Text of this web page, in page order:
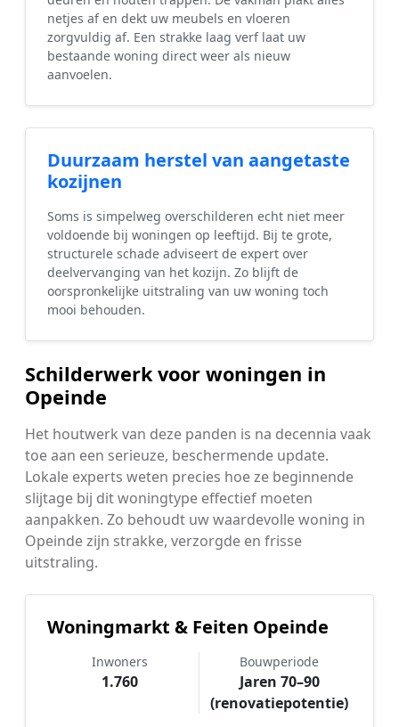
netjes af en dekt uw meubels en vloeren
zorgvuldig af. Een strakke laag verf laat uw
bestaande woning direct weer als nieuw
aanvoelen.
Duurzaam herstel van aangetaste
kozijnen
Soms is simpelweg overschilderen echt niet meer
voldoende bij woningen op leeftijd. Bij te grote,
structurele schade adviseert de expert over
deelvervanging van het kozijn. Zo blijft de
oorspronkelijke uitstraling van uw woning toch
mooi behouden.
Schilderwerk voor woningen in
Opeinde
Het houtwerk van deze panden is na decennia vaak
toe aan een serieuze, beschermende update.
Lokale experts weten precies hoe ze beginnende
slijtage bij dit woningtype effectief moeten
aanpakken. Zo behoudt uw waardevolle woning in
Opeinde zijn strakke, verzorgde en frisse
uitstraling.
Woningmarkt & Feiten Opeinde
Inwoners
1.760
Bouwperiode
Jaren 70–90
(renovatiepotentie)